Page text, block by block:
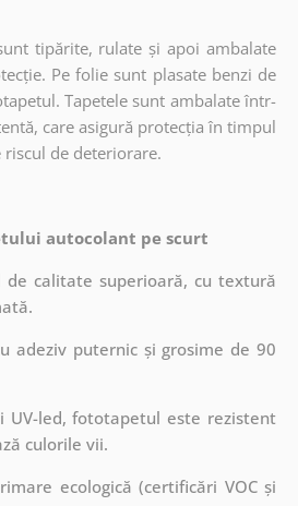
tipărite, rulate și apoi ambalate
Pe folie sunt plasate benzi de
Tapetele sunt ambalate într-
care asigură protecția în timpul
de deteriorare.
autocolant pe scurt
calitate superioară, cu textură
adeziv puternic și grosime de 90
led, fototapetul este rezistent
culorile vii.
ecologică (certificări VOC și